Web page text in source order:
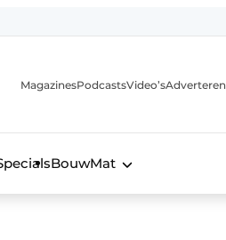
MagazinesPodcastsVideo’sAdverteren
BouwMat